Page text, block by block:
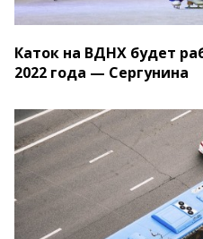
Каток на ВДНХ будет
2022 года — Сергунина